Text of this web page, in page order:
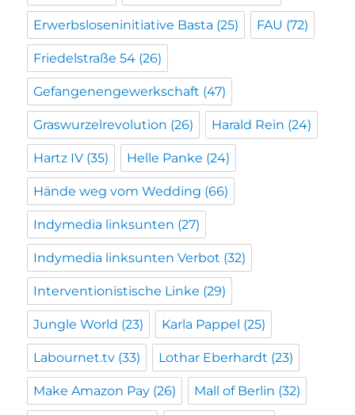
Erwerbsloseninitiative Basta (25) FAU (72)
Friedelstraße 54 (26)
Gefangenengewerkschaft (47)
Graswurzelrevolution (26) Harald Rein (24)
Hartz IV (35) Helle Panke (24)
Hände weg vom Wedding (66)
Indymedia linksunten (27)
Indymedia linksunten Verbot (32)
Interventionistische Linke (29)
Jungle World (23) Karla Pappel (25)
Labournet.tv (33) Lothar Eberhardt (23)
Make Amazon Pay (26) Mall of Berlin (32)